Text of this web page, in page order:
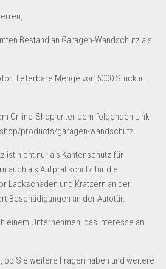
Bestand an Garagen-Wandschutz als
lieferbare Menge von 5000 Stück in
Online-Shop unter dem folgenden Link
products/garagen-wandschutz.
ist nicht nur als Kantenschutz für
auch als Aufprallschutz für die
Lackschäden und Kratzern an der
Beschädigungen an der Autotür.
einem Unternehmen, das Interesse an
ob Sie weitere Fragen haben und weitere